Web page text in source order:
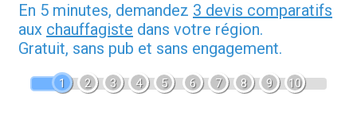
En 5 minutes, demandez 3 devis comparatifs
aux chauffagiste dans votre région.
Gratuit, sans pub et sans engagement.
1 2 3 4 5 6 7 8 9 10